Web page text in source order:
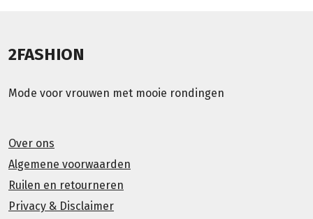
2FASHION
Mode voor vrouwen met mooie rondingen
Over ons
Algemene voorwaarden
Ruilen en retourneren
Privacy & Disclaimer